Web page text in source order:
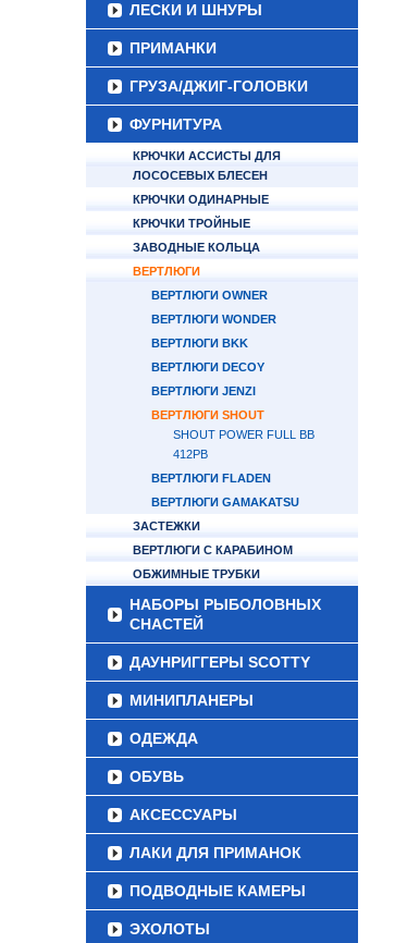
ЛЕСКИ И ШНУРЫ
ПРИМАНКИ
ГРУЗА/ДЖИГ-ГОЛОВКИ
ФУРНИТУРА
КРЮЧКИ АССИСТЫ ДЛЯ
ЛОСОСЕВЫХ БЛЕСЕН
КРЮЧКИ ОДИНАРНЫЕ
КРЮЧКИ ТРОЙНЫЕ
ЗАВОДНЫЕ КОЛЬЦА
ВЕРТЛЮГИ
ВЕРТЛЮГИ OWNER
ВЕРТЛЮГИ WONDER
ВЕРТЛЮГИ BKK
ВЕРТЛЮГИ DECOY
ВЕРТЛЮГИ JENZI
ВЕРТЛЮГИ SHOUT
SHOUT POWER FULL BB
412PB
ВЕРТЛЮГИ FLADEN
ВЕРТЛЮГИ GAMAKATSU
ЗАСТЕЖКИ
ВЕРТЛЮГИ С КАРАБИНОМ
ОБЖИМНЫЕ ТРУБКИ
НАБОРЫ РЫБОЛОВНЫХ
СНАСТЕЙ
ДАУНРИГГЕРЫ SCOTTY
МИНИПЛАНЕРЫ
ОДЕЖДА
ОБУВЬ
АКСЕССУАРЫ
ЛАКИ ДЛЯ ПРИМАНОК
ПОДВОДНЫЕ КАМЕРЫ
ЭХОЛОТЫ